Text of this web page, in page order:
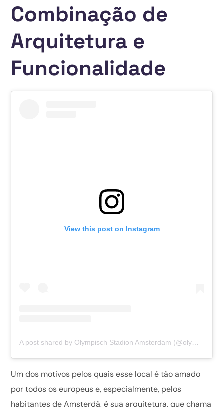
Combinação de
Arquitetura e
Funcionalidade
View this post on Instagram
Um dos motivos pelos quais esse local é tão amado
por todos os europeus e, especialmente, pelos
habitantes de Amsterdã, é sua arquitetura, que chama